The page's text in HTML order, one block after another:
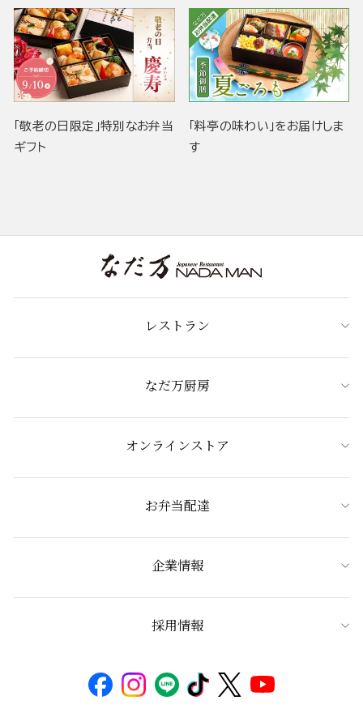
「敬老の日限定」特別なお弁当
ギフト
「料亭の味わい」をお届けしま
す
レストラン
なだ万厨房
オンラインストア
お弁当配達
企業情報
採用情報